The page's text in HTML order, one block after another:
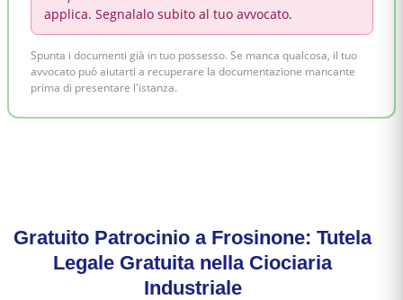
applica. Segnalalo subito al tuo avvocato.
Spunta i documenti già in tuo possesso. Se manca qualcosa, il tuo
avvocato può aiutarti a recuperare la documentazione mancante
prima di presentare l'istanza.
Gratuito Patrocinio a Frosinone: Tutela
Legale Gratuita nella Ciociaria
Industriale